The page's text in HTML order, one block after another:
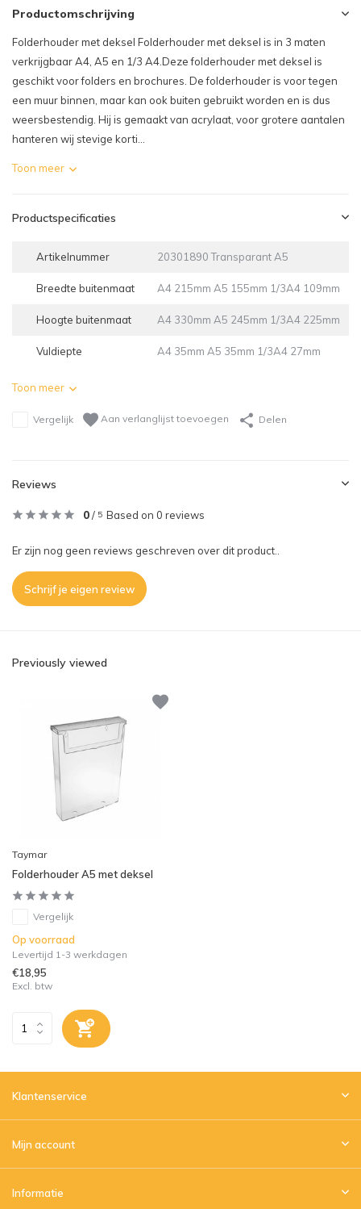
Productomschrijving
Folderhouder met deksel Folderhouder met deksel is in 3 maten
verkrijgbaar A4, A5 en 1/3 A4.Deze folderhouder met deksel is
geschikt voor folders en brochures. De folderhouder is voor tegen
een muur binnen, maar kan ook buiten gebruikt worden en is dus
weersbestendig. Hij is gemaakt van acrylaat, voor grotere aantalen
hanteren wij stevige korti...
Toon meer
Productspecificaties
Artikelnummer 20301890 Transparant A5
Breedte buitenmaat A4 215mm A5 155mm 1/3A4 109mm
Hoogte buitenmaat A4 330mm A5 245mm 1/3A4 225mm
Vuldiepte A4 35mm A5 35mm 1/3A4 27mm
Toon meer
Vergelijk Aan verlanglijst toevoegen Delen
Reviews
0/ 5 Based on 0 reviews
Er zijn nog geen reviews geschreven over dit product..
Schrijf je eigen review
Previously viewed
Taymar
Folderhouder A5 met deksel
Vergelijk
Op voorraad
Levertijd 1-3 werkdagen
€18,95
Excl. btw
Klantenservice
Mijn account
Informatie